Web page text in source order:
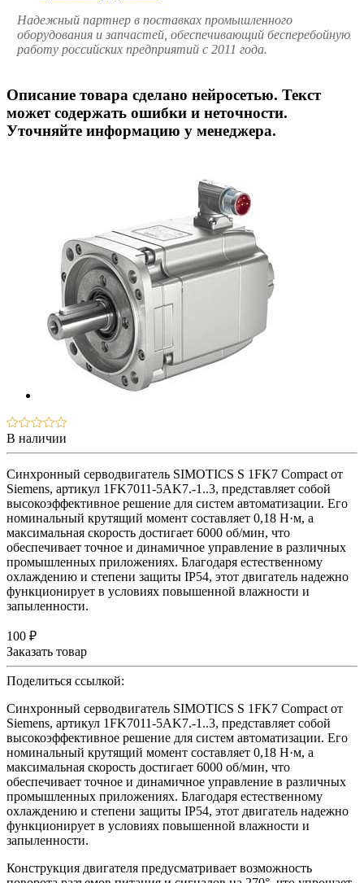
Надежный партнер в поставках промышленного
оборудования и запчастей, обеспечивающий бесперебойную
работу российских предприятий с 2011 года.
Описание товара сделано нейросетью. Текст
может содержать ошибки и неточности.
Уточняйте информацию у менеджера.
В наличии
Синхронный серводвигатель SIMOTICS S 1FK7 Compact от
Siemens, артикул 1FK7011-5AK7.-1..3, представляет собой
высокоэффективное решение для систем автоматизации. Его
номинальный крутящий момент составляет 0,18 Н·м, а
максимальная скорость достигает 6000 об/мин, что
обеспечивает точное и динамичное управление в различных
промышленных приложениях. Благодаря естественному
охлаждению и степени защиты IP54, этот двигатель надежно
функционирует в условиях повышенной влажности и
запыленности.
100 ₽
Заказать товар
Поделиться ссылкой:
Синхронный серводвигатель SIMOTICS S 1FK7 Compact от
Siemens, артикул 1FK7011-5AK7.-1..3, представляет собой
высокоэффективное решение для систем автоматизации. Его
номинальный крутящий момент составляет 0,18 Н·м, а
максимальная скорость достигает 6000 об/мин, что
обеспечивает точное и динамичное управление в различных
промышленных приложениях. Благодаря естественному
охлаждению и степени защиты IP54, этот двигатель надежно
функционирует в условиях повышенной влажности и
запыленности.
Конструкция двигателя предусматривает возможность